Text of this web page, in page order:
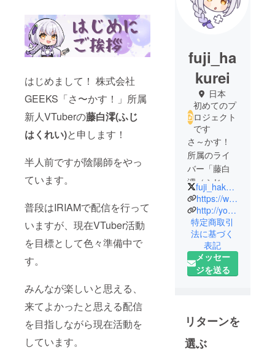
はじめまして！ 株式会社
GEEKS「さ〜かす！」所属
新人VTuberの藤白澪(ふじ
はくれい)と申します！
半人前ですが陰陽師をやっ
ています。
普段はIRIAMで配信を行って
いますが、現在VTuber活動
を目標として色々準備中で
す。
みんなが楽しいと思える、
来てよかったと思える配信
を目指しながら現在活動を
しています。
fuji_ha
kurei
日本
初めてのプ
ロジェクト
です
さ～かす！
所属のライ
バー「藤白
澪（ふじ は
くれい）」
と申しま
す！
半人前です
が陰陽師
やってます☯️
IRIAMで配信
中‼️
☆IRIAM☆
fuji_hakurei
https://web.iriam.app/s/user/p0aDObEk8g
http://youtube.com/@fuji_hakurei
特定商取引
法に基づく
表記
メッセー
ジを送る
リターンを
選ぶ